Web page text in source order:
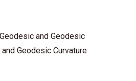
and Geodesic
Geodesic Curvature